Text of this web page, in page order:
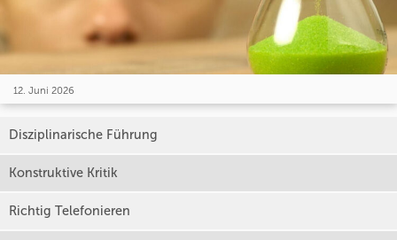
12. Juni 2026
Disziplinarische Führung
Konstruktive Kritik
Richtig Telefonieren